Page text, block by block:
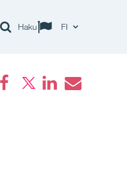
Haku FI